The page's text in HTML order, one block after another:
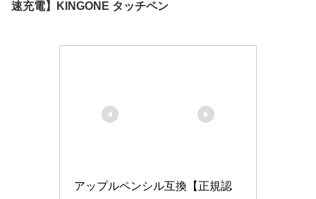
速充電】KINGONE タッチペン
アップルペンシル互換【正規認